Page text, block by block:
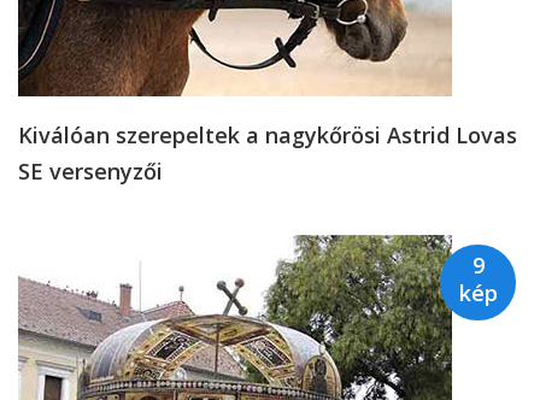
Kiválóan szerepeltek a nagykőrösi Astrid Lovas
SE versenyzői
9
kép